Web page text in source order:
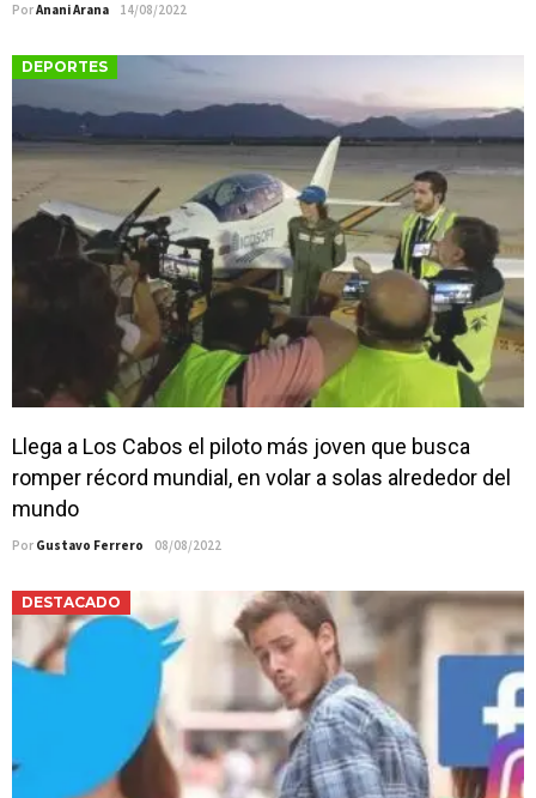
PorAnani Arana 14/08/2022
DEPORTES
Llega a Los Cabos el piloto más joven que busca
romper récord mundial, en volar a solas alrededor del
mundo
Por Gustavo Ferrero 08/08/2022
DESTACADO